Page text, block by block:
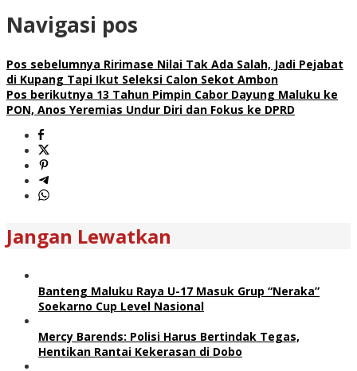
Navigasi pos
Pos sebelumnya Ririmase Nilai Tak Ada Salah, Jadi Pejabat
di Kupang Tapi Ikut Seleksi Calon Sekot Ambon
Pos berikutnya 13 Tahun Pimpin Cabor Dayung Maluku ke
PON, Anos Yeremias Undur Diri dan Fokus ke DPRD
Jangan Lewatkan
Banteng Maluku Raya U-17 Masuk Grup “Neraka”
Soekarno Cup Level Nasional
Mercy Barends: Polisi Harus Bertindak Tegas,
Hentikan Rantai Kekerasan di Dobo